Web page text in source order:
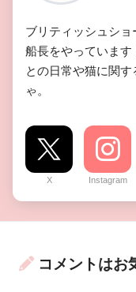
ブリティッシュシ
船長をやっていま
との日常や猫に関
ゃ。
X Instagram
コメントはお